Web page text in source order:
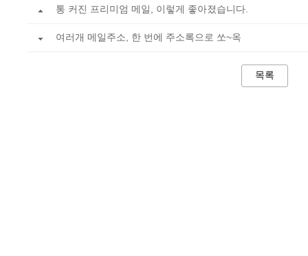
통 커진 프리미엄 메일, 이렇게 좋아졌습니다.
여러개 메일주소, 한 번에 주소록으로 쏘~옥
목록